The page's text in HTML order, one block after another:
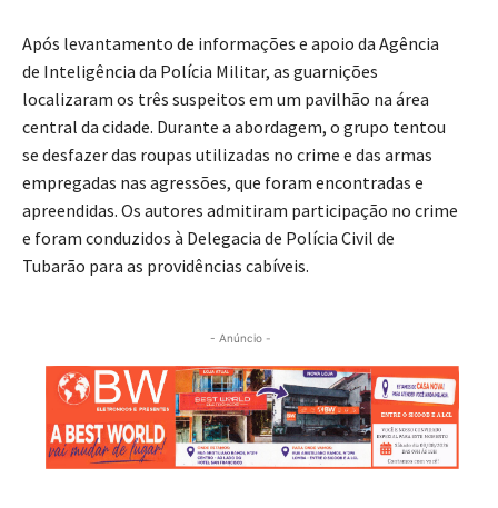
Após levantamento de informações e apoio da Agência
de Inteligência da Polícia Militar, as guarnições
localizaram os três suspeitos em um pavilhão na área
central da cidade. Durante a abordagem, o grupo tentou
se desfazer das roupas utilizadas no crime e das armas
empregadas nas agressões, que foram encontradas e
apreendidas. Os autores admitiram participação no crime
e foram conduzidos à Delegacia de Polícia Civil de
Tubarão para as providências cabíveis.
- Anúncio -